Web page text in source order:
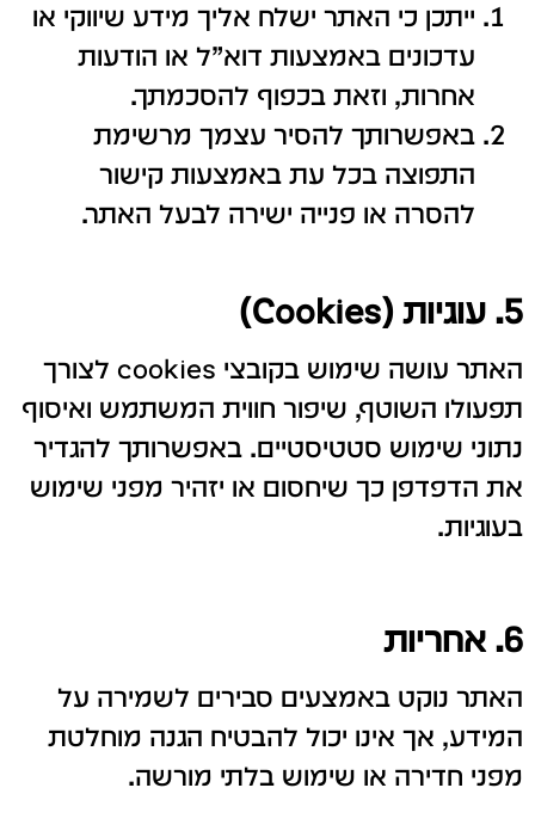
ייתכן כי האתר ישלח אליך מידע שיווקי או
עדכונים באמצעות דוא”ל או הודעות
אחרות, וזאת בכפוף להסכמתך.
באפשרותך להסיר עצמך מרשימת
התפוצה בכל עת באמצעות קישור
להסרה או פנייה ישירה לבעל האתר.
5. עוגיות (Cookies)
האתר עושה שימוש בקובצי cookies לצורך
תפעולו השוטף, שיפור חווית המשתמש ואיסוף
נתוני שימוש סטטיסטיים. באפשרותך להגדיר
את הדפדפן כך שיחסום או יזהיר מפני שימוש
בעוגיות.
6. אחריות
האתר נוקט באמצעים סבירים לשמירה על
המידע, אך אינו יכול להבטיח הגנה מוחלטת
מפני חדירה או שימוש בלתי מורשה.